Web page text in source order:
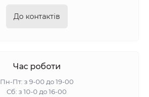
До контактів
Час роботи
Пн-Пт: з 9-00 до 19-00
Сб: з 10-0 до 16-00